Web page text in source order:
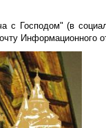
с Господом" (в
Информационного